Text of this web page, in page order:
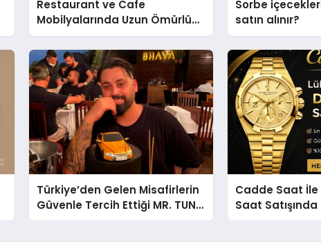
Restaurant ve Cafe
Mobilyalarında Uzun Ömürlü
Sandalye Nasıl Seçilir?
Sorbe
satın alınır?
Türkiye’den Gelen Misafirlerin
Güvenle Tercih Ettiği MR. TUNA
Restaurant Uluslararası
Cadde Saat İle
Saat
Doğru